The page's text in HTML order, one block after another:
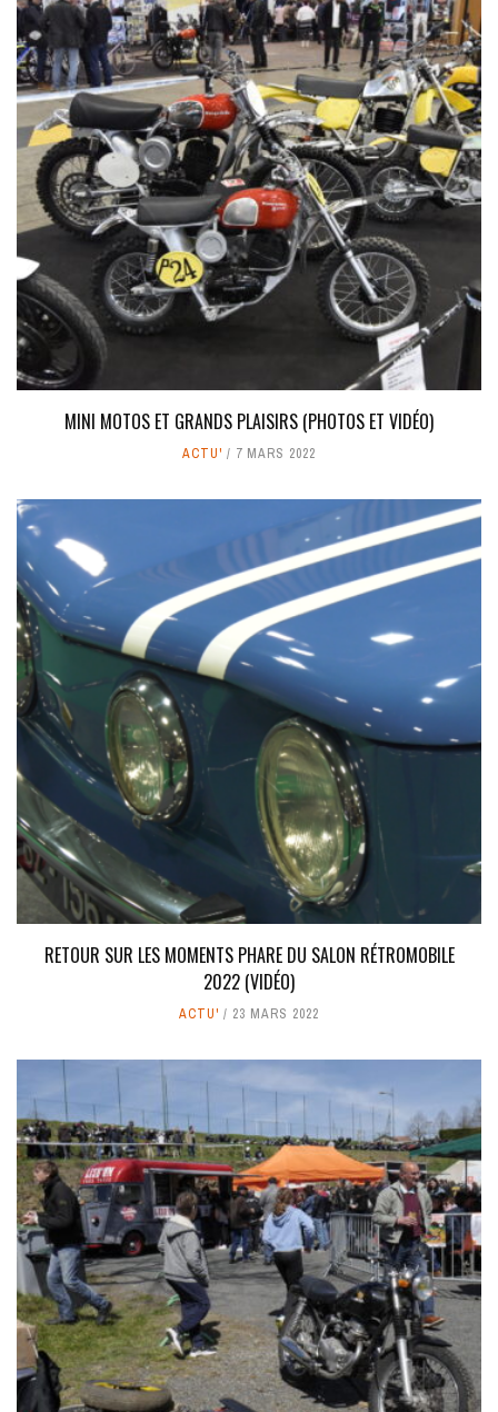
MINI MOTOS ET GRANDS PLAISIRS (PHOTOS ET VIDÉO)
ACTU' 7 MARS 2022
RETOUR SUR LES MOMENTS PHARE DU SALON RÉTROMOBILE
2022 (VIDÉO)
ACTU' 23 MARS 2022